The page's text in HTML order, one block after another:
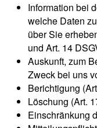
Information bei
welche Daten
über Sie
und Art. 14
Auskunft, zum
Zweck bei uns
Berichtigung
Löschung (Art.
Einschränkung